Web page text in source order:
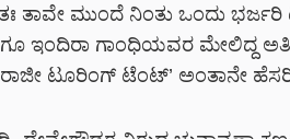
ತಾವೇ ಮುಂದೆ ನಿಂತು ಒಂದು
ಇಂದಿರಾ ಗಾಂಧಿಯವರ ಮೇಲಿದ್ದ
ಟೂರಿಂಗ್ ಟೆಂಟ್’ ಅಂತಾನೇ